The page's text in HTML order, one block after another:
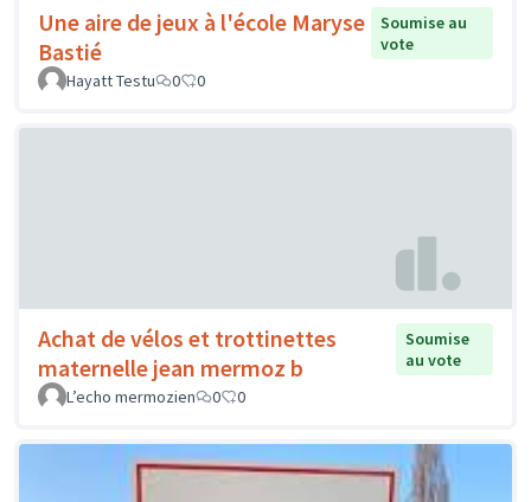
Une aire de jeux à l'école Maryse
Bastié
Soumise au
vote
Hayatt Testu
0 0
Achat de vélos et trottinettes
maternelle jean mermoz b
Soumise
au vote
L’echo mermozien
0 0